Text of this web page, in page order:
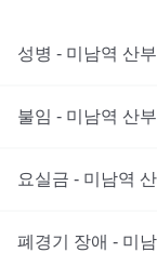
성병 - 미남역 산
불임 - 미남역 산
요실금 - 미남역
폐경기 장애 - 미